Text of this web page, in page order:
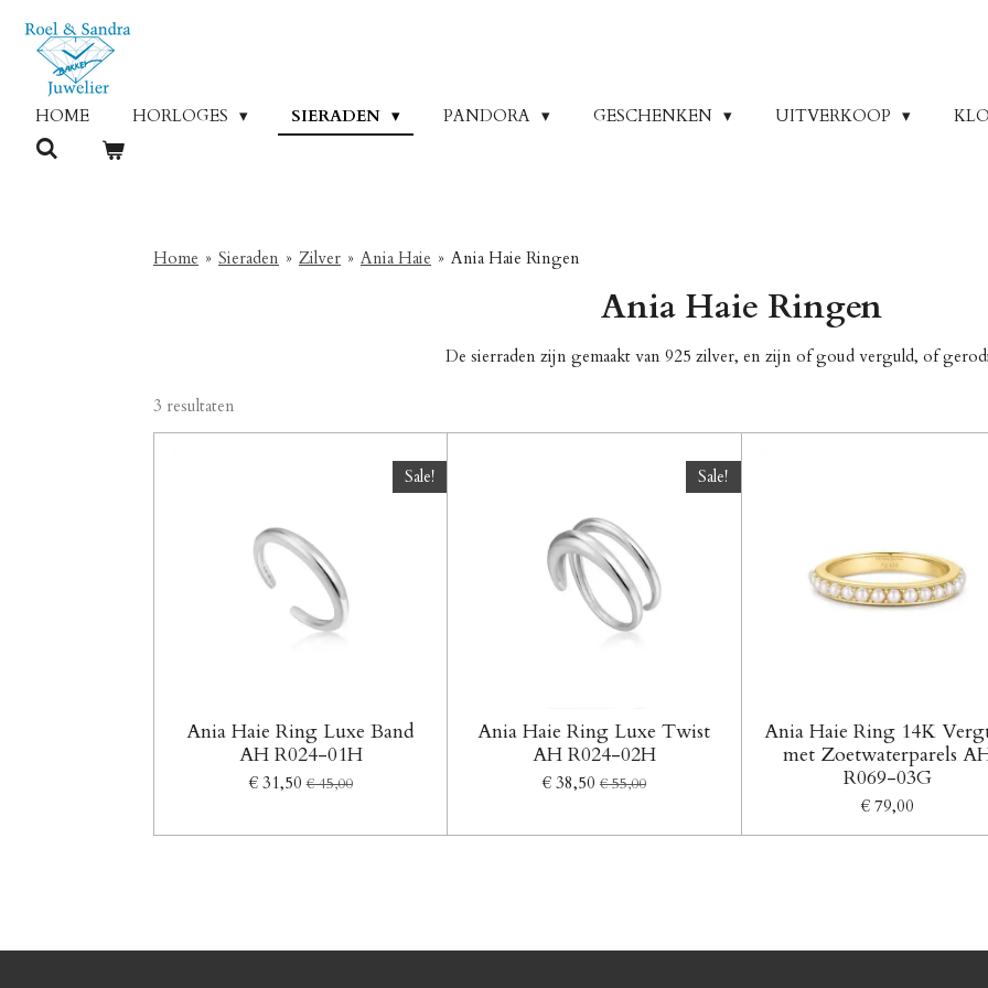
Ga
direct
hoofdinhoud
HOME HORLOGES SIERADEN PANDORA GESCHENKEN UITVERKOOP
Home » Sieraden » Zilver » Ania Haie » Ania Haie Ringen
Ania Haie Ringen
De sierraden zijn gemaakt van 925 zilver, en zijn of goud verguld, of
3 resultaten
Sale!
Ania Haie Ring Luxe Band
AH R024-01H
€ 31,50 € 45,00
Sale!
Ania Haie Ring Luxe Twist
AH R024-02H
€ 38,50 € 55,00
Ania Haie Ring 14K
met Zoetwaterparels
R069-03G
€ 79,00